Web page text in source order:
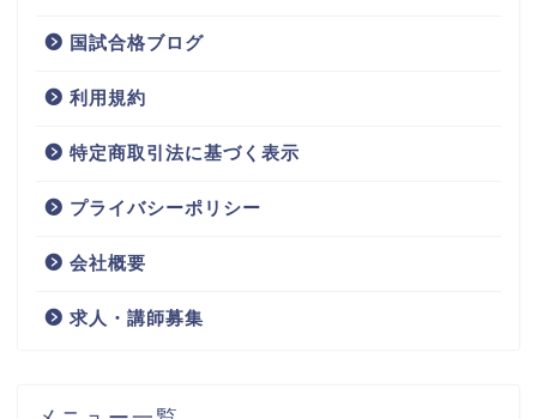
国試合格ブログ
利用規約
特定商取引法に基づく表示
プライバシーポリシー
会社概要
求人・講師募集